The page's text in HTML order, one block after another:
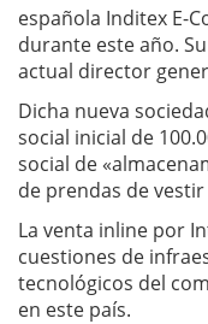
española Inditex E-
durante este año.
actual director
Dicha nueva
social inicial de
social de
de prendas de
La venta inline por
cuestiones de
tecnológicos del
en este país.